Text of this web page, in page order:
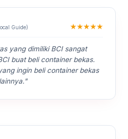
Guide) ★★★★★
yang dimiliki BCI sangat
buat beli container bekas.
ingin beli container bekas